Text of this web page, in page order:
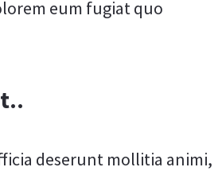
eum fugiat quo
deserunt mollitia animi,